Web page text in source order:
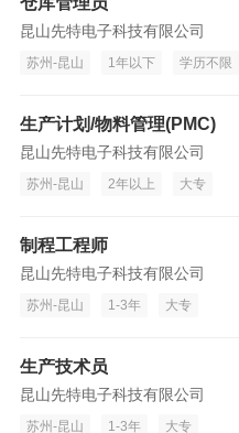
昆山先特电子科技有限公司
苏州-昆山 1年以下 学历不限
生产计划/物料管理(PMC)
昆山先特电子科技有限公司
苏州-昆山 2年以上 大专
制程工程师
昆山先特电子科技有限公司
苏州-昆山 1-3年 大专
生产技术员
昆山先特电子科技有限公司
苏州-昆山 1-3年 大专